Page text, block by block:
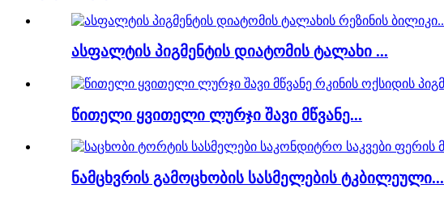
ასფალტის პიგმენტის დიატომის ტალახი ...
წითელი ყვითელი ლურჯი შავი მწვანე...
ნამცხვრის გამოცხობის სასმელების ტკბილეული...